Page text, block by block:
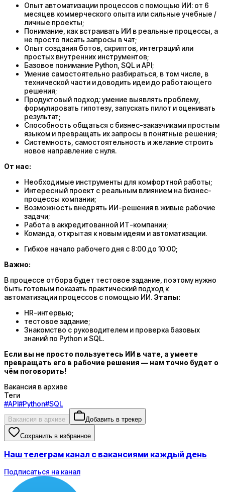
Опыт автоматизации процессов с помощью ИИ: от 6
месяцев коммерческого опыта или сильные учебные /
личные проекты;
Понимание, как встраивать ИИ в реальные процессы, а
не просто писать запросы в чат;
Опыт создания ботов, скриптов, интеграций или
простых внутренних инструментов;
Базовое понимание Python, SQL и API;
Умение самостоятельно разбираться, в том числе, в
технической части и доводить идеи до работающего
решения;
Продуктовый подход: умение выявлять проблему,
формулировать гипотезу, запускать пилот и оценивать
результат;
Способность общаться с бизнес-заказчиками простым
языком и превращать их запросы в понятные решения;
Системность, самостоятельность и желание строить
новое направление с нуля.
От нас:
Необходимые инструменты для комфортной работы;
Интересный проект с реальным влиянием на бизнес-
процессы компании;
Возможность внедрять ИИ-решения в живые рабочие
задачи;
Работа в аккредитованной ИТ-компании;
Команда, открытая к новым идеям и автоматизации.
Гибкое начало рабочего дня с 8:00 до 10:00;
Важно:
В процессе отбора будет тестовое задание, поэтому нужно
быть готовым показать практический подход к
автоматизации процессов с помощью ИИ. Этапы:
HR-интервью;
тестовое задание;
Знакомство с руководителем и проверка базовых
знаний по Python и SQL.
Если вы не просто пользуетесь ИИ в чате, а умеете
превращать его в рабочие решения — нам точно будет о
чём поговорить!
Вакансия в архиве
Теги
#API#Python#SQL
Вакансия в архиве Добавить в трекер
Сохранить в избранное
Наш телеграм канал с вакансиями каждый день
Подписаться на канал